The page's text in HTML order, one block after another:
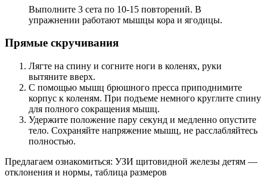
Выполните 3 сета по 10-15 повторений. В
упражнении работают мышцы кора и ягодицы.
Прямые скручивания
Лягте на спину и согните ноги в коленях, руки
вытяните вверх.
С помощью мышц брюшного пресса приподнимите
корпус к коленям. При подъеме немного круглите спину
для полного сокращения мышц.
Удержите положение пару секунд и медленно опустите
тело. Сохраняйте напряжение мышц, не расслабляйтесь
полностью.
Предлагаем ознакомиться: УЗИ щитовидной железы детям —
отклонения и нормы, таблица размеров